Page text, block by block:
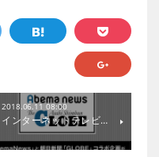
2018.06.11 08:00
インターネットテレビ…